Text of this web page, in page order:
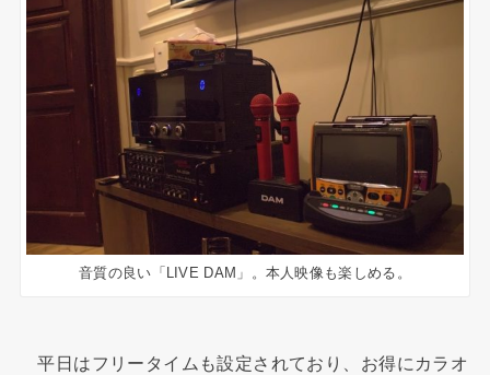
音質の良い「LIVE DAM」。本人映像も楽しめる。
平日はフリータイムも設定されており、お得にカラオ